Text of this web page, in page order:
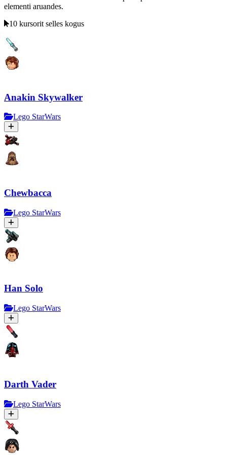
elementi aruandes.
10 kursorit selles kogus
Anakin Skywalker
Lego StarWars
Chewbacca
Lego StarWars
Han Solo
Lego StarWars
Darth Vader
Lego StarWars